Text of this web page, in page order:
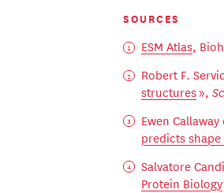
SOURCES
ESM Atlas,
Robert F.
structures»,
Ewen
predicts
Salvatore
Protein Biology